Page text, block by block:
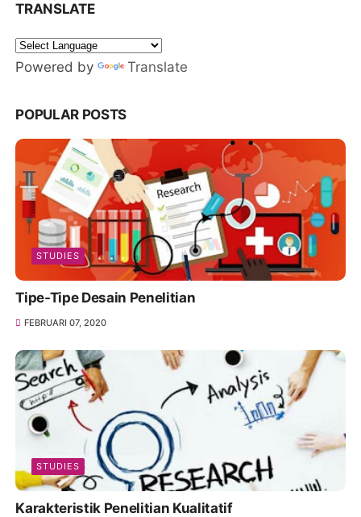
TRANSLATE
Powered by Translate
POPULAR POSTS
STUDIES
Tipe-Tipe Desain Penelitian
FEBRUARI 07, 2020
STUDIES
Karakteristik Penelitian Kualitatif